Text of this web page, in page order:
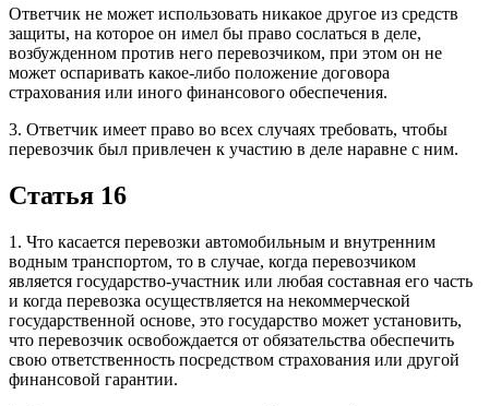
Ответчик не может использовать никакое другое из средств
защиты, на которое он имел бы право сослаться в деле,
возбужденном против него перевозчиком, при этом он не
может оспаривать какое-либо положение договора
страхования или иного финансового обеспечения.
3. Ответчик имеет право во всех случаях требовать, чтобы
перевозчик был привлечен к участию в деле наравне с ним.
Статья 16
1. Что касается перевозки автомобильным и внутренним
водным транспортом, то в случае, когда перевозчиком
является государство-участник или любая составная его часть
и когда перевозка осуществляется на некоммерческой
государственной основе, это государство может установить,
что перевозчик освобождается от обязательства обеспечить
свою ответственность посредством страхования или другой
финансовой гарантии.